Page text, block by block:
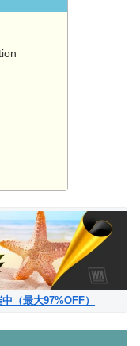
（最大97%OFF）